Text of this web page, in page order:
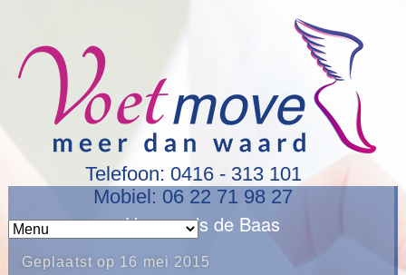
Telefoon: 0416 - 313 101
Mobiel: 06 22 71 98 27
Uw nagels de Baas
Geplaatst op 16 mei 2015